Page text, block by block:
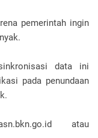
pemerintah ingin
data ini
pada penundaan
atau